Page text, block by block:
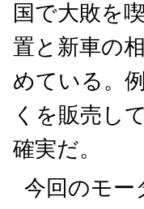
国で大敗を
置と新車の
めている。
くを販売し
確実だ。
今回のモー